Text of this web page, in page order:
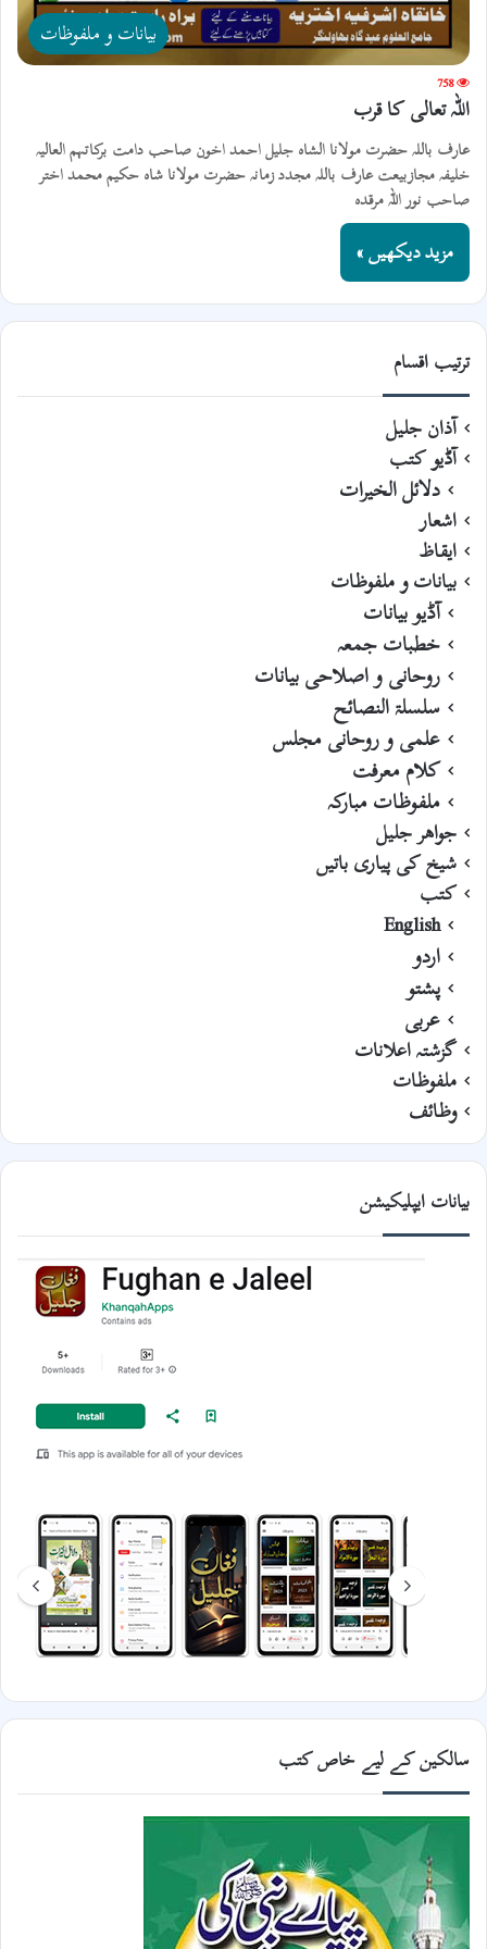
بیانات و ملفوظات
758
اللہ تعالی کا قرب
عارف باللہ حضرت مولانا الشاہ جلیل احمد اخون صاحب دامت برکاتہم العالیہ
خلیفہ مجازبیعت عارف باللہ مجدد زمانہ حضرت مولانا شاہ حکیم محمد اختر
صاحب نور اللہ مرقدہ
مزید دیکھیں »
ترتیب اقسام
آذان جلیل
آڈیو کتب
دلائل الخیرات
اشعار
ایقاظ
بیانات و ملفوظات
آڈیو بیانات
خطبات جمعہ
روحانی و اصلاحی بیانات
سلسلۃ النصائح
علمی و روحانی مجلس
کلام معرفت
ملفوظات مبارکہ
جواھر جلیل
شیخ کی پیاری باتیں
کتب
English
اردو
پشتو
عربی
گزشتہ اعلانات
ملفوظات
وظائف
بیانات ایپلیکیشن
سالکین کے لیے خاص کتب